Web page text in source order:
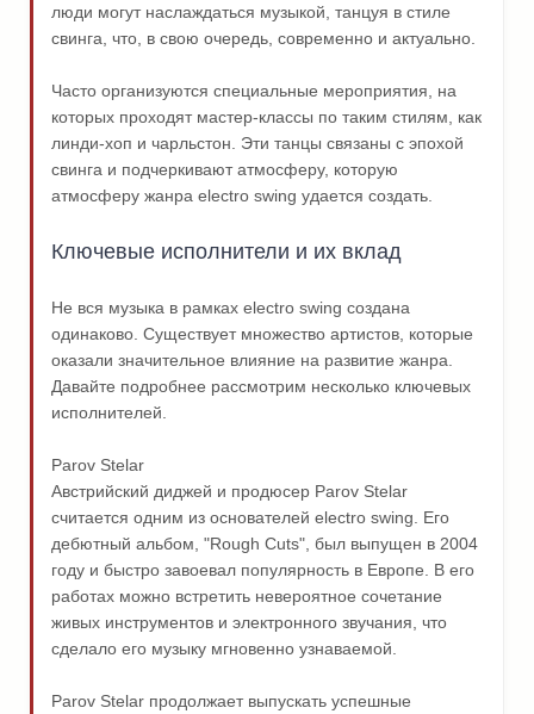
люди могут наслаждаться музыкой, танцуя в стиле
свинга, что, в свою очередь, современно и актуально.
Часто организуются специальные мероприятия, на
которых проходят мастер-классы по таким стилям, как
линди-хоп и чарльстон. Эти танцы связаны с эпохой
свинга и подчеркивают атмосферу, которую
атмосферу жанра electro swing удается создать.
Ключевые исполнители и их вклад
Не вся музыка в рамках electro swing создана
одинаково. Существует множество артистов, которые
оказали значительное влияние на развитие жанра.
Давайте подробнее рассмотрим несколько ключевых
исполнителей.
Parov Stelar
Австрийский диджей и продюсер Parov Stelar
считается одним из основателей electro swing. Его
дебютный альбом, "Rough Cuts", был выпущен в 2004
году и быстро завоевал популярность в Европе. В его
работах можно встретить невероятное сочетание
живых инструментов и электронного звучания, что
сделало его музыку мгновенно узнаваемой.
Parov Stelar продолжает выпускать успешные